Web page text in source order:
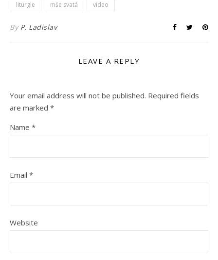
liturgie mše svatá video
By P. Ladislav
LEAVE A REPLY
Your email address will not be published. Required fields
are marked *
Name *
Email *
Website